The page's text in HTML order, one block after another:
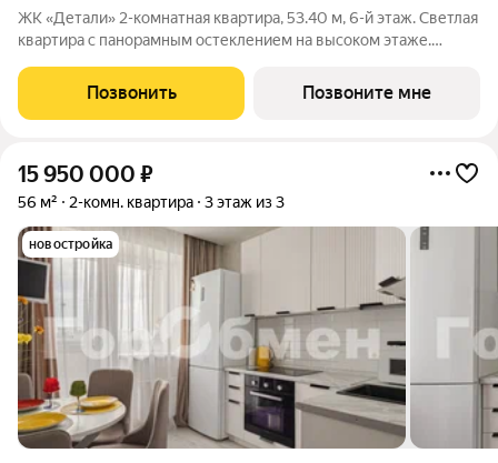
ЖК «Детали» 2-комнатная квартира, 53.40 м, 6-й этаж. Светлая
квартира с панорамным остеклением на высоком этаже.
панорамному остеклению квартиры здесь получают
максимум естественного освещения в течение
Позвонить Позвоните мне
15 950 000 ₽
56 м² 2-комн. квартира 3 этаж из 3
новостройка